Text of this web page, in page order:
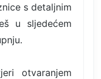
s detaljnim
u sljedećem
otvaranjem